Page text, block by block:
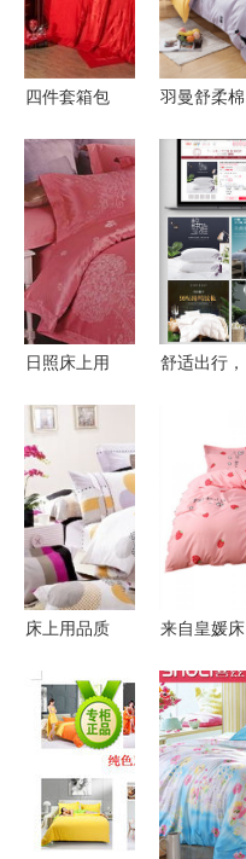
四件套箱包
——当当网
精选推荐
羽曼舒柔棉
品套件 体
验SRM01
相亲相爱四
件套的温馨
舒适
日照床上用
及新娘家纺
选购指南
舒适出行，
始
床上用品质
齐，消委会
发布消费指
来自皇媛床
日暖心礼物
舒适箱包，
温暖相伴